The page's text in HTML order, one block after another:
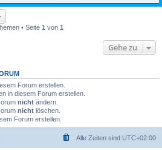
• Seite 1 von 1
Gehe zu
Forum erstellen.
in diesem Forum erstellen.
nicht ändern.
nicht löschen.
Forum erstellen.
Alle Zeiten sind UTC+02:00